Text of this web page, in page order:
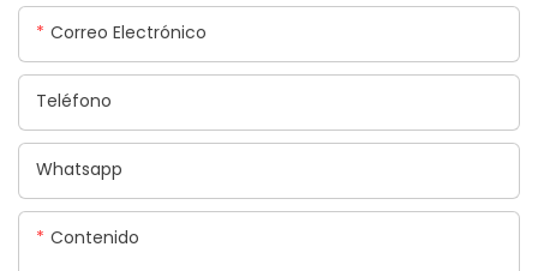
Correo Electrónico
Teléfono
Whatsapp
Contenido